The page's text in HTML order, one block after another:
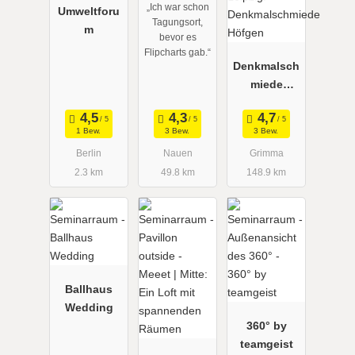
Umweltforu
m
1 Bew.
Berlin
2.3 km
„Ich war schon
Tagungsort,
bevor es
Flipcharts gab.“
3 Bew.
Nauen
49.8 km
Denkmalsch
miede
3 Bew.
Grimma
148.9 km
Ballhaus
Wedding
360° by
teamgeist